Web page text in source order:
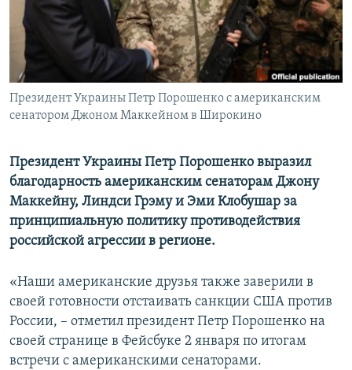
ПОБЕДИТЕЛЕЙ НЕ СУДЯТ?
КРЫМ.НЕПОКОРЕННЫЙ
УКРАИНСКАЯ ПРОБЛЕМА КРЫМА
ПРИСОЕДИНЯЙТЕСЬ!
Все сайты RFE/RL
Президент Украины Петр Порошенко с американским
сенатором Джоном Маккейном в Широкино
Президент Украины Петр Порошенко выразил
благодарность американским сенаторам Джону
Маккейну, Линдси Грэму и Эми Клобушар за
принципиальную политику противодействия
российской агрессии в регионе.
«Наши американские друзья также заверили в
своей готовности отстаивать санкции США против
России, – отметил президент Петр Порошенко на
своей странице в Фейсбуке 2 января по итогам
встречи с американскими сенаторами.